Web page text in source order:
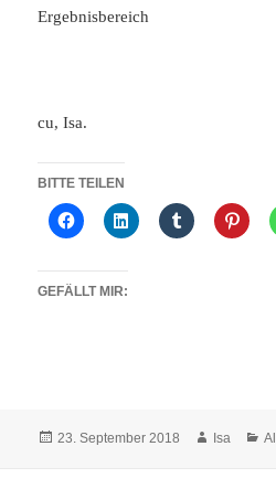
Ergebnisbereich
cu, Isa.
BITTE TEILEN
GEFÄLLT MIR:
Veröffentlicht
23. September 2018 Autor
Isa